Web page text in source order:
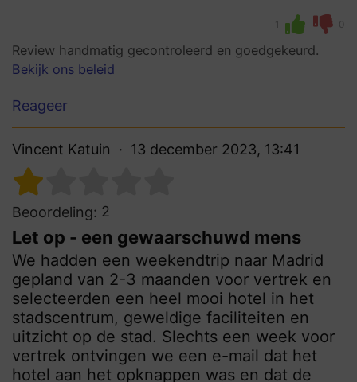
1 0
Review handmatig gecontroleerd en goedgekeurd.
Bekijk ons beleid
Reageer
Vincent Katuin 13 december 2023, 13:41
Beoordeling: 2
Let op - een gewaarschuwd mens
We hadden een weekendtrip naar Madrid
gepland van 2-3 maanden voor vertrek en
selecteerden een heel mooi hotel in het
stadscentrum, geweldige faciliteiten en
uitzicht op de stad. Slechts een week voor
vertrek ontvingen we een e-mail dat het
hotel aan het opknappen was en dat de